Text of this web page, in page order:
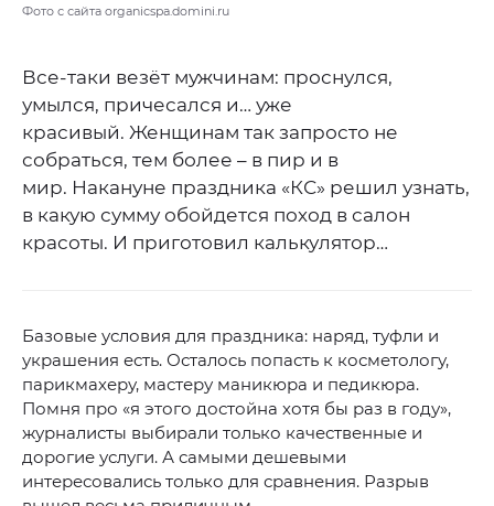
Фото с сайта organicspa.domini.ru
Все-таки везёт мужчинам: проснулся,
умылся, причесался и… уже
красивый. Женщинам так запросто не
собраться, тем более – в пир и в
мир. Накануне праздника «КС» решил узнать,
в какую сумму обойдется поход в салон
красоты. И приготовил калькулятор…
Базовые условия для праздника: наряд, туфли и
украшения есть. Осталось попасть к косметологу,
парикмахеру, мастеру маникюра и педикюра.
Помня про «я этого достойна хотя бы раз в году»,
журналисты выбирали только качественные и
дорогие услуги. А самыми дешевыми
интересовались только для сравнения. Разрыв